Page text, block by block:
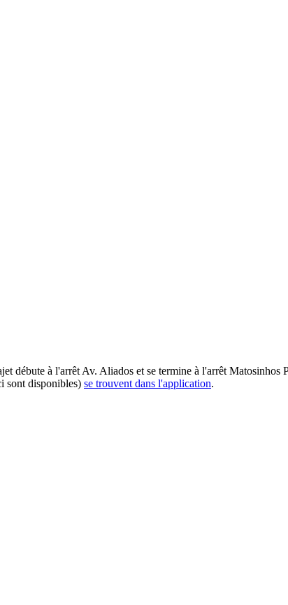
à l'arrêt Av. Aliados et se termine à l'arrêt Matosinhos
sont disponibles) se trouvent dans l'application.